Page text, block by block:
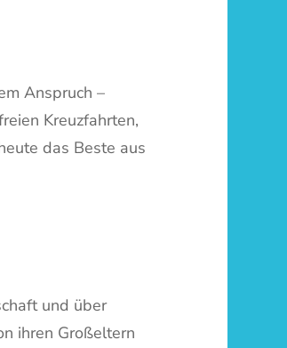
Anspruch –
Kreuzfahrten,
das Beste aus
und über
ihren Großeltern